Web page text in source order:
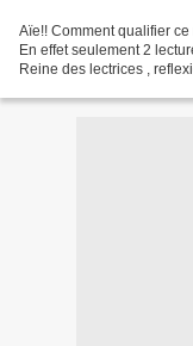
Aïe!! Comment qualifier ce
En effet seulement 2
Reine des lectrices ,